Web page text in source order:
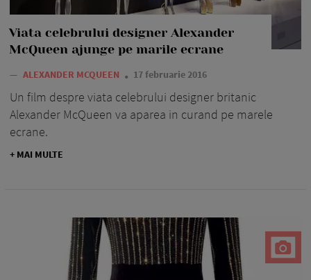
Viata celebrului designer Alexander
McQueen ajunge pe marile ecrane
— ALEXANDER MCQUEEN 17 februarie 2016
Un film despre viata celebrului designer britanic
Alexander McQueen va aparea in curand pe marele
ecrane.
+ MAI MULTE